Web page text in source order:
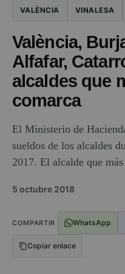
VALÈNCIA VINALESA
València,
Alfafar,
alcaldes que
comarca
El Ministerio de
sueldos de los alcaldes
2017. El alcalde que
5 octubre 2018
COMPARTIR WhatsApp
Copiar enlace